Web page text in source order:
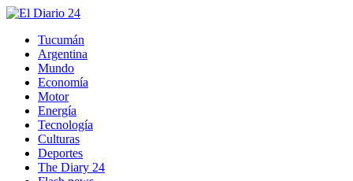
Tucumán
Argentina
Mundo
Economía
Motor
Energía
Tecnología
Culturas
Deportes
The Diary 24